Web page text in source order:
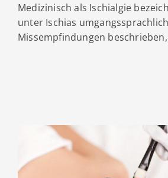
Medizinisch als Ischialgie
unter Ischias
Missempfindungen